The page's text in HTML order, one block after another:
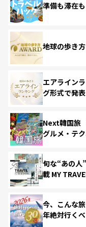
準備も滞在
地球の歩き
エアライン
グ形式で発表
Next韓国旅
グルメ・テ
旬な“あの人
載 MY
今、こんな
年絶対行く